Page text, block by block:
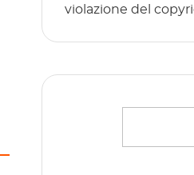
violazione del